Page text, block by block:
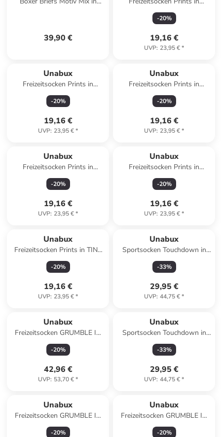
39,90 €
TWINKLE
-20%
19,16 €
UVP: 23,95 €*
Unabux
Freizeitsocken Prints in
LITTLE PANDA
-20%
19,16 €
UVP: 23,95 €*
Unabux
Freizeitsocken Prints in
RHINORUMBLE
-20%
19,16 €
UVP: 23,95 €*
Unabux
Freizeitsocken Prints in
STRIPED RABBIT
-20%
19,16 €
UVP: 23,95 €*
Unabux
Freizeitsocken Prints in
HIPPO CHILD
-20%
19,16 €
UVP: 23,95 €*
Unabux
Freizeitsocken Prints in TINY
STRAWBERRY
-20%
19,16 €
UVP: 23,95 €*
Unabux
Sportsocken Touchdown in
weiß/GO GO GO
-33%
29,95 €
UVP: 44,75 €*
Unabux
Freizeitsocken GRUMBLE IN
THE JUNGLE in lila
-20%
42,96 €
UVP: 53,70 €*
Unabux
Sportsocken Touchdown in
weiß/TOUCHDOWN
-33%
29,95 €
UVP: 44,75 €*
Unabux
Freizeitsocken GRUMBLE IN
THE JUNGLE in grün
-20%
Unabux
Freizeitsocken GRUMBLE IN
THE JUNGLE in Black
-20%